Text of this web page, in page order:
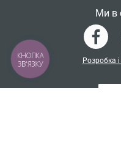
Ми в
Розробка
КНОПКА
ЗВ'ЯЗКУ